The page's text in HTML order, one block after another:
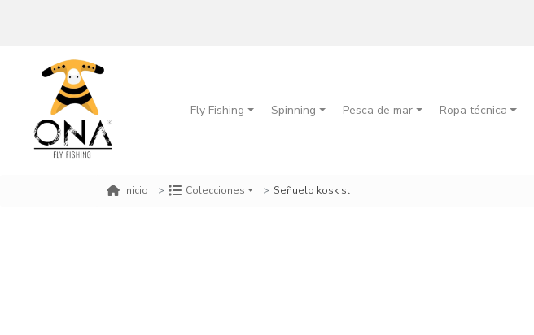
Fly Fishing Spinning Pesca de mar Ropa técnica
Inicio Colecciones Señuelo kosk sl